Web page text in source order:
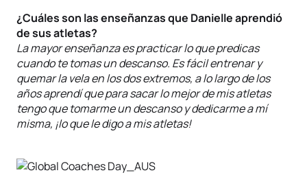
¿Cuáles son las enseñanzas que Danielle aprendió
de sus atletas?
La mayor enseñanza es practicar lo que predicas
cuando te tomas un descanso. Es fácil entrenar y
quemar la vela en los dos extremos, a lo largo de los
años aprendí que para sacar lo mejor de mis atletas
tengo que tomarme un descanso y dedicarme a mí
misma, ¡lo que le digo a mis atletas!